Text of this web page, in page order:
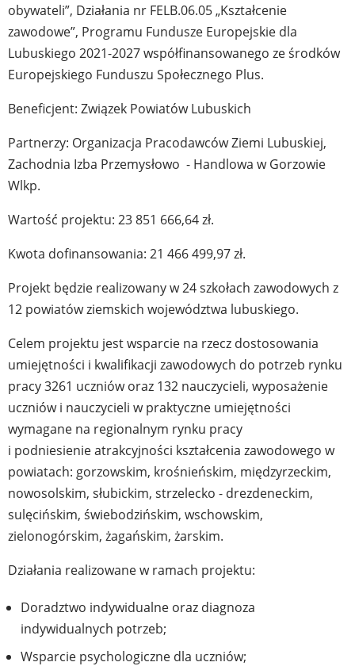
obywateli”, Działania nr FELB.06.05 „Kształcenie
zawodowe”, Programu Fundusze Europejskie dla
Lubuskiego 2021-2027 współfinansowanego ze środków
Europejskiego Funduszu Społecznego Plus.
Beneficjent: Związek Powiatów Lubuskich
Partnerzy: Organizacja Pracodawców Ziemi Lubuskiej,
Zachodnia Izba Przemysłowo - Handlowa w Gorzowie
Wlkp.
Wartość projektu: 23 851 666,64 zł.
Kwota dofinansowania: 21 466 499,97 zł.
Projekt będzie realizowany w 24 szkołach zawodowych z
12 powiatów ziemskich województwa lubuskiego.
Celem projektu jest wsparcie na rzecz dostosowania
umiejętności i kwalifikacji zawodowych do potrzeb rynku
pracy 3261 uczniów oraz 132 nauczycieli, wyposażenie
uczniów i nauczycieli w praktyczne umiejętności
wymagane na regionalnym rynku pracy
i podniesienie atrakcyjności kształcenia zawodowego w
powiatach: gorzowskim, krośnieńskim, międzyrzeckim,
nowosolskim, słubickim, strzelecko - drezdeneckim,
sulęcińskim, świebodzińskim, wschowskim,
zielonogórskim, żagańskim, żarskim.
Działania realizowane w ramach projektu:
Doradztwo indywidualne oraz diagnoza
indywidualnych potrzeb;
Wsparcie psychologiczne dla uczniów;